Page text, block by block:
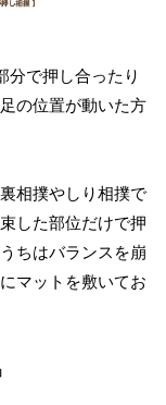
分で押し合ったり
の位置が動いた方
相撲やしり相撲で
した部位だけで押
ちはバランスを崩
マットを敷いてお